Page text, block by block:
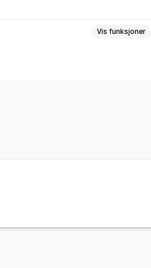
Vis funksjoner